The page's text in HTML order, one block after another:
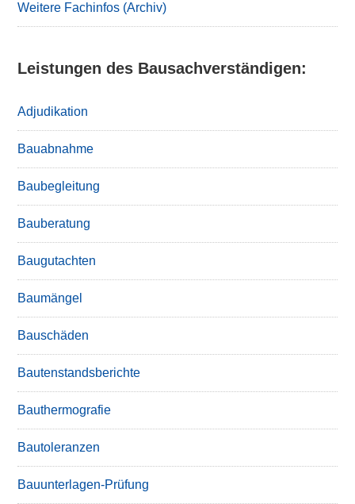
Weitere Fachinfos (Archiv)
Leistungen des Bausachverständigen:
Adjudikation
Bauabnahme
Baubegleitung
Bauberatung
Baugutachten
Baumängel
Bauschäden
Bautenstandsberichte
Bauthermografie
Bautoleranzen
Bauunterlagen-Prüfung